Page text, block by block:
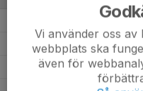
Säsongen 24/25
Säsongen 23/24
Vi använder oss
webbplats ska
även för